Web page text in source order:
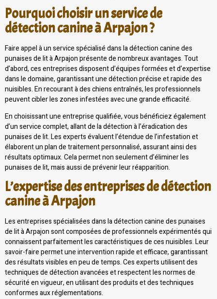
Pourquoi choisir un service de
détection canine à Arpajon ?
Faire appel à un service spécialisé dans la détection canine des
punaises de lit à Arpajon présente de nombreux avantages. Tout
d’abord, ces entreprises disposent d’équipes formées et d’expertise
dans le domaine, garantissant une détection précise et rapide des
nuisibles. En recourant à des chiens entraînés, les professionnels
peuvent cibler les zones infestées avec une grande efficacité.
En choisissant une entreprise qualifiée, vous bénéficiez également
d’un service complet, allant de la détection à l’éradication des
punaises de lit. Les experts évaluent l’étendue de l’infestation et
élaborent un plan de traitement personnalisé, assurant ainsi des
résultats optimaux. Cela permet non seulement d’éliminer les
punaises de lit, mais aussi de prévenir leur réapparition.
L’expertise des entreprises de détection
canine à Arpajon
Les entreprises spécialisées dans la détection canine des punaises
de lit à Arpajon sont composées de professionnels expérimentés qui
connaissent parfaitement les caractéristiques de ces nuisibles. Leur
savoir-faire permet une intervention rapide et efficace, garantissant
des résultats visibles en peu de temps. Ces experts utilisent des
techniques de détection avancées et respectent les normes de
sécurité en vigueur, en utilisant des produits et des techniques
conformes aux réglementations.